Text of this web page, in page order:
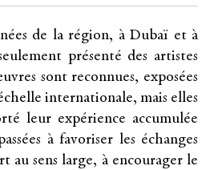
de la région, à Dubaï et à
présenté des artistes
sont reconnues, exposées
internationale, mais elles
leur expérience accumulée
à favoriser les échanges
au sens large, à encourager le